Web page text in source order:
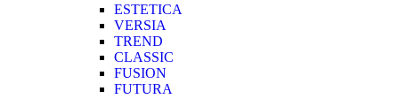
ESTETICA
VERSIA
TREND
CLASSIC
FUSION
FUTURA